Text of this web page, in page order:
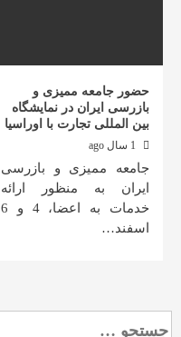
حضور جامعه ممیزی و
بازرسی ایران در نمایشگاه
بین المللی تجارت با اوراسیا
جامعه ممیزی و بازرسی
ایران به منظور ارائه
خدمات به اعضا، 4 و 6
اسفند…
جستجو
برای: